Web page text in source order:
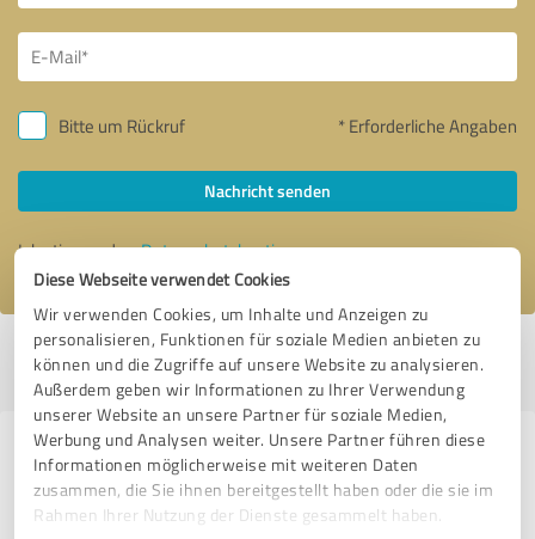
Diese Webseite verwendet Cookies
Wir verwenden Cookies, um Inhalte und Anzeigen zu
personalisieren, Funktionen für soziale Medien anbieten zu
können und die Zugriffe auf unsere Website zu analysieren.
Außerdem geben wir Informationen zu Ihrer Verwendung
unserer Website an unsere Partner für soziale Medien,
Werbung und Analysen weiter. Unsere Partner führen diese
Informationen möglicherweise mit weiteren Daten
zusammen, die Sie ihnen bereitgestellt haben oder die sie im
Rahmen Ihrer Nutzung der Dienste gesammelt haben.
Bitte um Rückruf * Erforderliche Angaben
Nachricht senden
Ich stimme denDatenschutzbestimmungenzu.
Profil aktiv seit 21.02.2023 | Letzte Aktualisierung: 13.05.2024
melden
Erfahrungen zu weiteren
Anbietern aus dem Bereich
Transport, Logistik & Spedition